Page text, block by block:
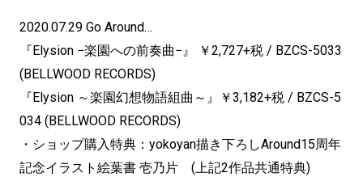
2020.07.29 Go Around…
『Elysion −楽園への前奏曲−』 ￥2,727+税 / BZCS-5033
(BELLWOOD RECORDS)
『Elysion ～楽園幻想物語組曲～』￥3,182+税 / BZCS-5
034 (BELLWOOD RECORDS)
・ショップ購入特典：yokoyan描き下ろしAround15周年
記念イラスト絵葉書 壱乃片 (上記2作品共通特典)